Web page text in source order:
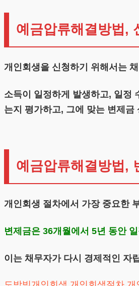
예금압류해결방법,
개인회생을 신청하기 위해서는
소득이 일정하게 발생하고, 일정
는지 평가하고, 그에 맞는 변제금
예금압류해결방법,
개인회생 절차에서 가장 중요한
변제금은 36개월에서 5년 동안
이는 채무자가 다시 경제적인 자